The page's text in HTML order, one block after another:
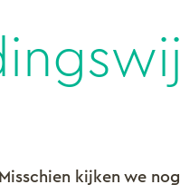
kijken we